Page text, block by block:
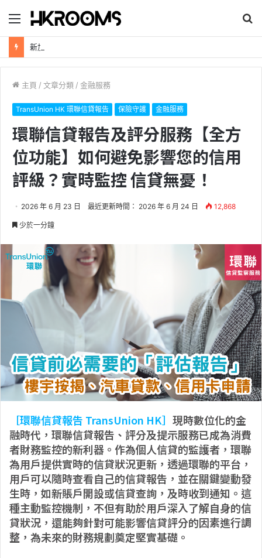
目
錄
尋
主頁 / 文章分類 / 金融服務
TransUnion HK 環聯信貸報告 保險守護 金融服務
環聯信貸報告及評分服務【全方
位功能】如何避免影響您的信用
評級？實時監控 信貸無憂！
2026 年 6 月 23 日 最近更新時間： 2026 年 6 月 24 日 12,868
少於一分鐘
［環聯信貸報告 TransUnion HK］ 現時數位化的金
融時代，環聯信貸報告、評分及提示服務已成為消費
者財務監控的新利器。作為個人信貸的監護者，環聯
為用戶提供實時的信貸狀況更新，透過環聯的平台，
用戶可以隨時查看自己的信貸報告，並在關鍵變動發
生時，如新賬戶開設或信貸查詢，及時收到通知。這
種主動監控機制，不但有助於用戶深入了解自身的信
貸狀況，還能夠針對可能影響信貸評分的因素進行調
整，為未來的財務規劃奠定堅實基礎。